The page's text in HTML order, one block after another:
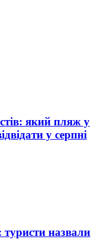
який пляж у
у серпні
туристи назвали